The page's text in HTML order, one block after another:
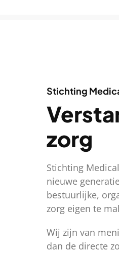
Stichting
zorg
Stichting
nieuwe
bestuurlijke,
zorg eigen te
Wij zijn van
dan de directe